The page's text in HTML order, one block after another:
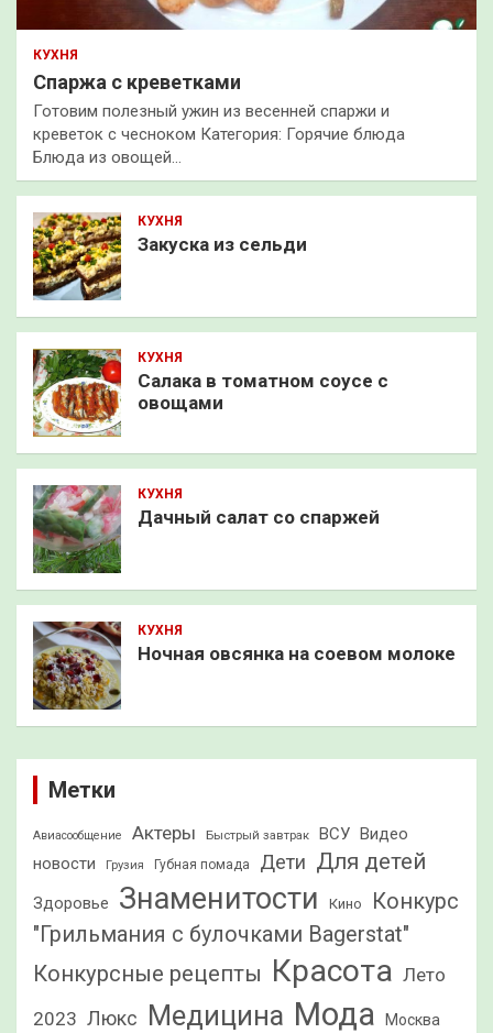
КУХНЯ
Спаржа с креветками
Готовим полезный ужин из весенней спаржи и
креветок с чесноком Категория: Горячие блюда
Блюда из овощей…
КУХНЯ
Закуска из сельди
КУХНЯ
Салака в томатном соусе с
овощами
КУХНЯ
Дачный салат со спаржей
КУХНЯ
Ночная овсянка на соевом молоке
Метки
Авиасообщение Актеры Быстрый завтрак ВСУ Видео
новости
Грузия Губная помада Дети Для детей
Здоровье Знаменитости Кино
Конкурс
"Грильмания с булочками Bagerstat"
Конкурсные рецепты Красота Лето
2023 Люкс Медицина Мода Москва